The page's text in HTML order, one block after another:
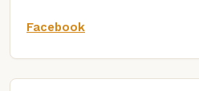
Facebook